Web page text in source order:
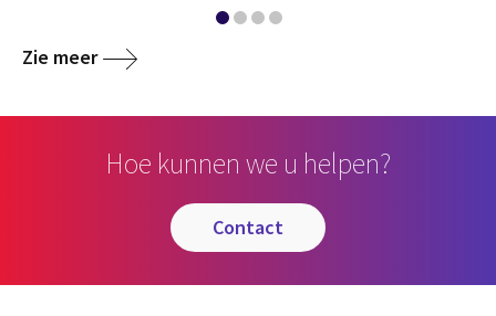
Zie meer
Hoe kunnen we u helpen?
contact